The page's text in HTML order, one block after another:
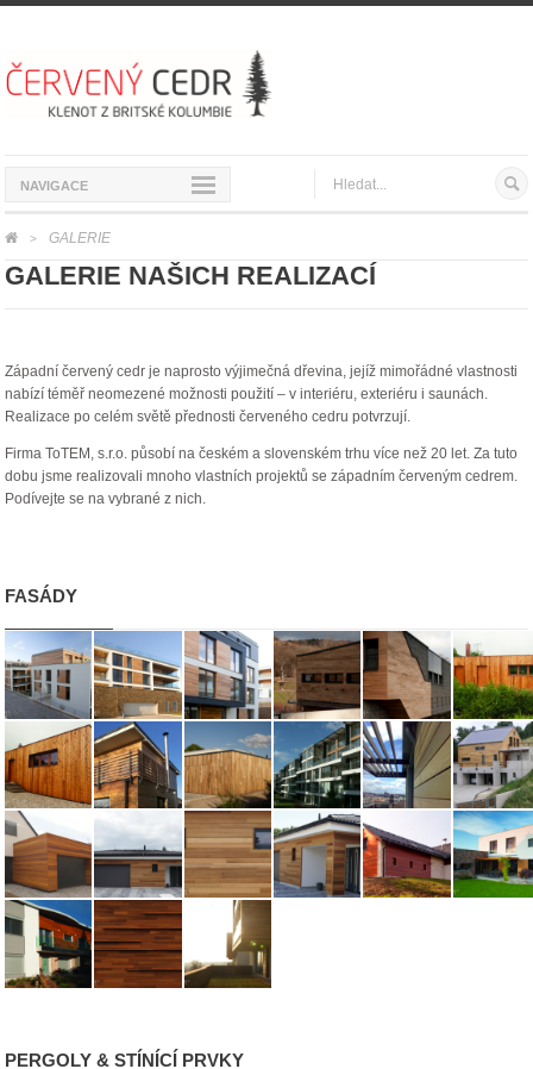
NAVIGACE
> GALERIE
GALERIE NAŠICH REALIZACÍ
Západní červený cedr je naprosto výjimečná dřevina, jejíž mimořádné vlastnosti
nabízí téměř neomezené možnosti použití – v interiéru, exteriéru i saunách.
Realizace po celém světě přednosti červeného cedru potvrzují.
Firma ToTEM, s.r.o. působí na českém a slovenském trhu více než 20 let. Za tuto
dobu jsme realizovali mnoho vlastních projektů se západním červeným cedrem.
Podívejte se na vybrané z nich.
FASÁDY
PERGOLY & STÍNÍCÍ PRVKY